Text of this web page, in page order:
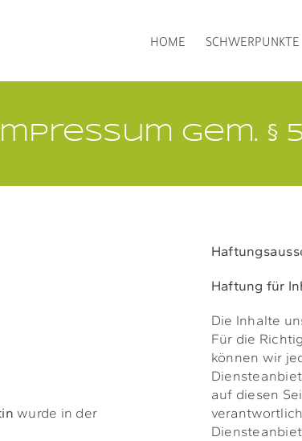
HOME SCHWERPUNKTE
Impressum gem. § 5
wurde in der
Haftung für
Die Inhalte
Für die
können wir
auf diesen